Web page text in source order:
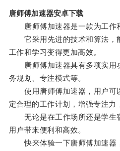
唐师傅加速器安卓下载
唐师傅加速器是一款为工作
它采用先进的技术和算法，
工作和学习变得更加高效。
唐师傅加速器具有多项实用
务规划、专注模式等。
使用唐师傅加速器，用户可
定合理的工作计划，增强专注力
无论是在工作场所还是学生
用户带来便利和高效。
快来体验一下唐师傅加速器